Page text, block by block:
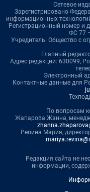
Сетевое
Зарегистрировано
информационных
Регистрационный номер и
ФС 77
Учредитель: Общество с
Главный
Адрес редакции: 630099,
Электронный
Контактные данные для
По вопросам
Жапарова Жанна,
Ревина Мария,
Редакция сайта не
информации,